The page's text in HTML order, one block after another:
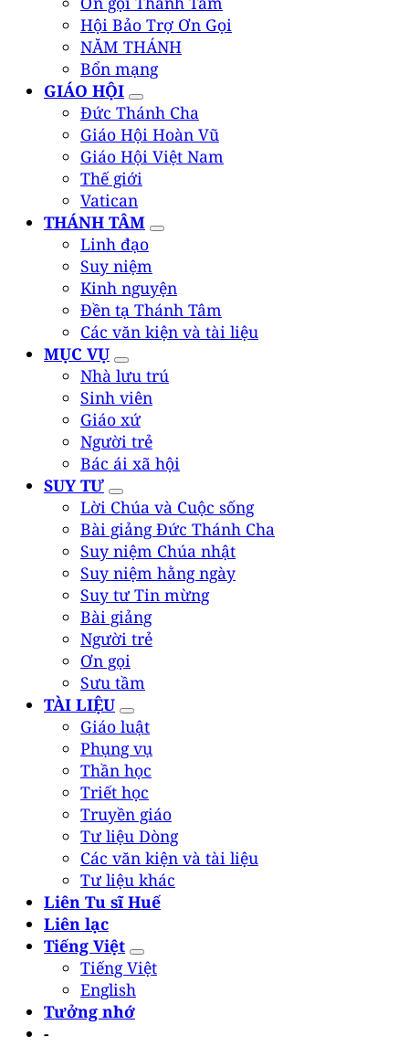
Hội Bảo Trợ Ơn Gọi
NĂM THÁNH
Bổn mạng
GIÁO HỘI
Đức Thánh Cha
Giáo Hội Hoàn Vũ
Giáo Hội Việt Nam
Thế giới
Vatican
THÁNH TÂM
Linh đạo
Suy niệm
Kinh nguyện
Đền tạ Thánh Tâm
Các văn kiện và tài liệu
MỤC VỤ
Nhà lưu trú
Sinh viên
Giáo xứ
Người trẻ
Bác ái xã hội
SUY TƯ
Lời Chúa và Cuộc sống
Bài giảng Đức Thánh Cha
Suy niệm Chúa nhật
Suy niệm hằng ngày
Suy tư Tin mừng
Bài giảng
Người trẻ
Ơn gọi
Sưu tầm
TÀI LIỆU
Giáo luật
Phụng vụ
Thần học
Triết học
Truyền giáo
Tư liệu Dòng
Các văn kiện và tài liệu
Tư liệu khác
Liên Tu sĩ Huế
Liên lạc
Tiếng Việt
Tiếng Việt
English
Tưởng nhớ
-